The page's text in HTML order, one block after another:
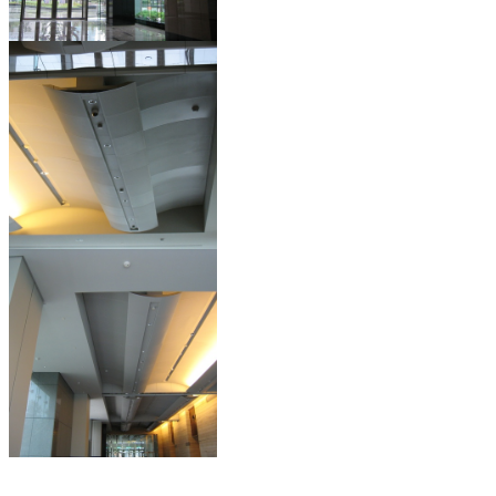
華新麗華信義大樓
華新麗華信義大樓